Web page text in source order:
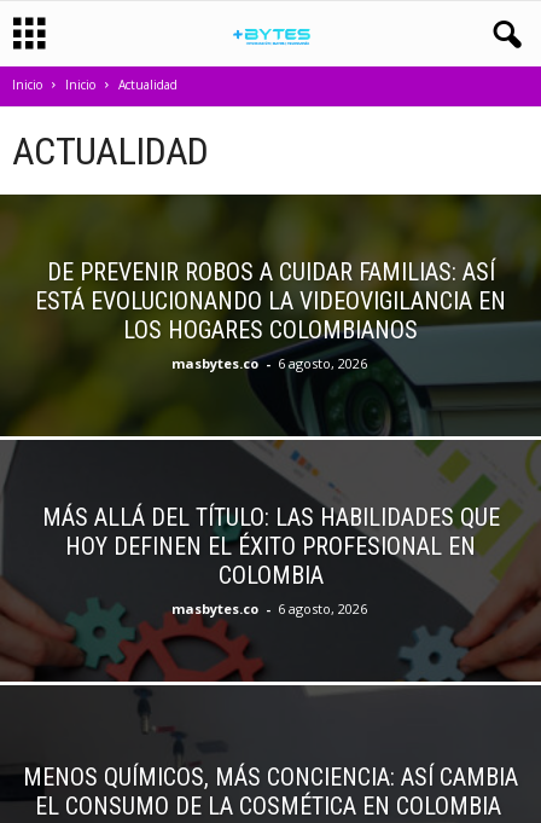
Inicio Inicio Actualidad
ACTUALIDAD
DE PREVENIR ROBOS A CUIDAR FAMILIAS: ASÍ
ESTÁ EVOLUCIONANDO LA VIDEOVIGILANCIA EN
LOS HOGARES COLOMBIANOS
masbytes.co - 6 agosto, 2026
MÁS ALLÁ DEL TÍTULO: LAS HABILIDADES QUE
HOY DEFINEN EL ÉXITO PROFESIONAL EN
COLOMBIA
masbytes.co - 6 agosto, 2026
MENOS QUÍMICOS, MÁS CONCIENCIA: ASÍ CAMBIA
EL CONSUMO DE LA COSMÉTICA EN COLOMBIA